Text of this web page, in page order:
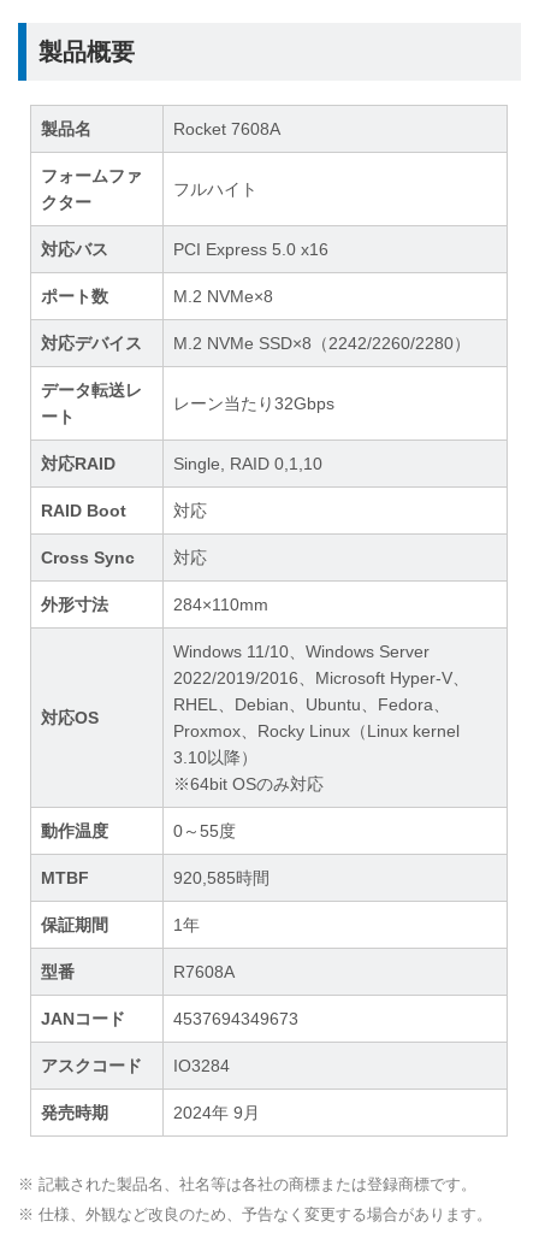
製品概要
製品名 Rocket 7608A
フォームファ
クター
フルハイト
対応バス PCI Express 5.0 x16
ポート数 M.2 NVMe×8
対応デバイス M.2 NVMe SSD×8（2242/2260/2280）
データ転送レ
ート
レーン当たり32Gbps
対応RAID Single, RAID 0,1,10
RAID Boot 対応
Cross Sync 対応
外形寸法 284×110mm
対応OS
Windows 11/10、Windows Server
2022/2019/2016、Microsoft Hyper-V、
RHEL、Debian、Ubuntu、Fedora、
Proxmox、Rocky Linux（Linux kernel
3.10以降）
※64bit OSのみ対応
動作温度 0～55度
MTBF 920,585時間
保証期間 1年
型番 R7608A
JANコード 4537694349673
アスクコード IO3284
発売時期 2024年 9月
※ 記載された製品名、社名等は各社の商標または登録商標です。
※ 仕様、外観など改良のため、予告なく変更する場合があります。